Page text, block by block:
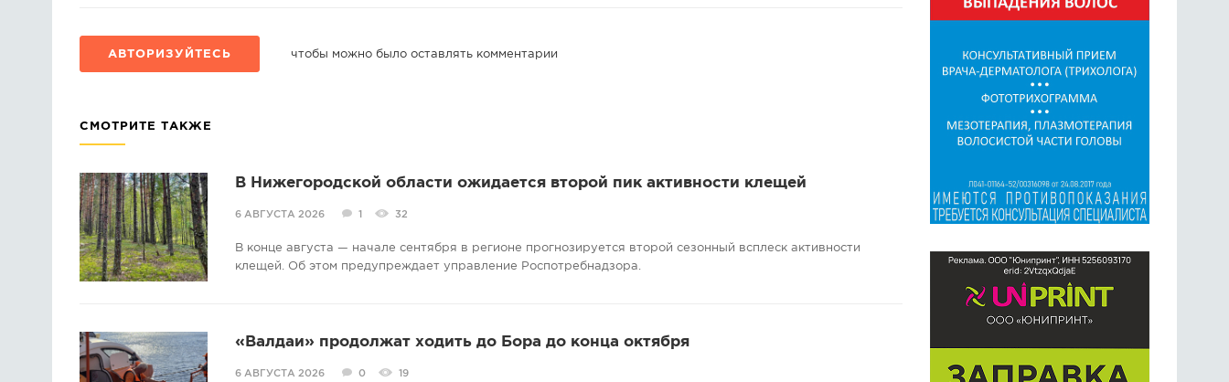
АВТОРИЗУЙТЕСЬ чтобы можно было оставлять комментарии
СМОТРИТЕ ТАКЖЕ
В Нижегородской области ожидается второй пик активности клещей
6 АВГУСТА 2026 1 32
В конце августа — начале сентября в регионе прогнозируется второй сезонный всплеск активности
клещей. Об этом предупреждает управление Роспотребнадзора.
«Валдаи» продолжат ходить до Бора до конца октября
6 АВГУСТА 2026 0 19